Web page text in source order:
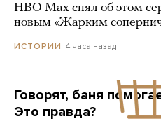
HBO Max снял об этом
новым «Жарким
ИСТОРИИ 4 часа назад
Говорят, баня
Это правда?